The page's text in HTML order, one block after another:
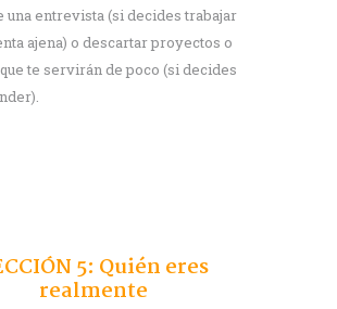
una entrevista (si decides trabajar
ajena) o descartar proyectos o
te servirán de poco (si decides
5: Quién eres
realmente